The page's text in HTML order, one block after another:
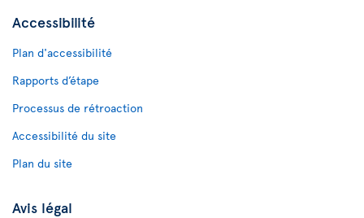
Accessibilité
Plan d'accessibilité
Rapports d’étape
Processus de rétroaction
Accessibilité du site
Plan du site
Avis légal